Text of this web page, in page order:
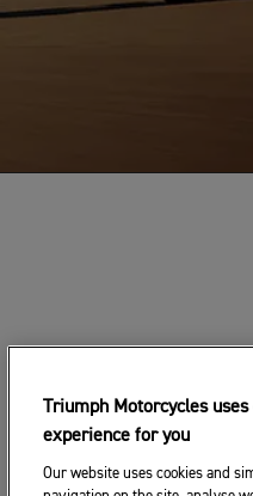
Triumph Motorcycles
experience for you
Our website uses cookies and